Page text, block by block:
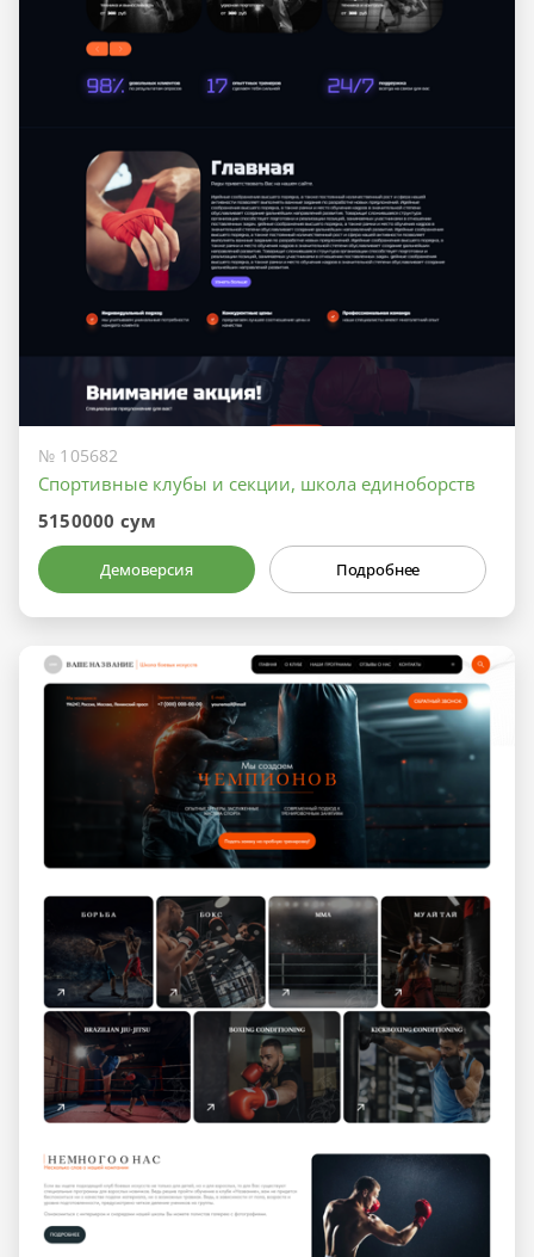
№ 105682
Спортивные клубы и секции, школа единоборств
5150000 сум
Демоверсия Подробнее